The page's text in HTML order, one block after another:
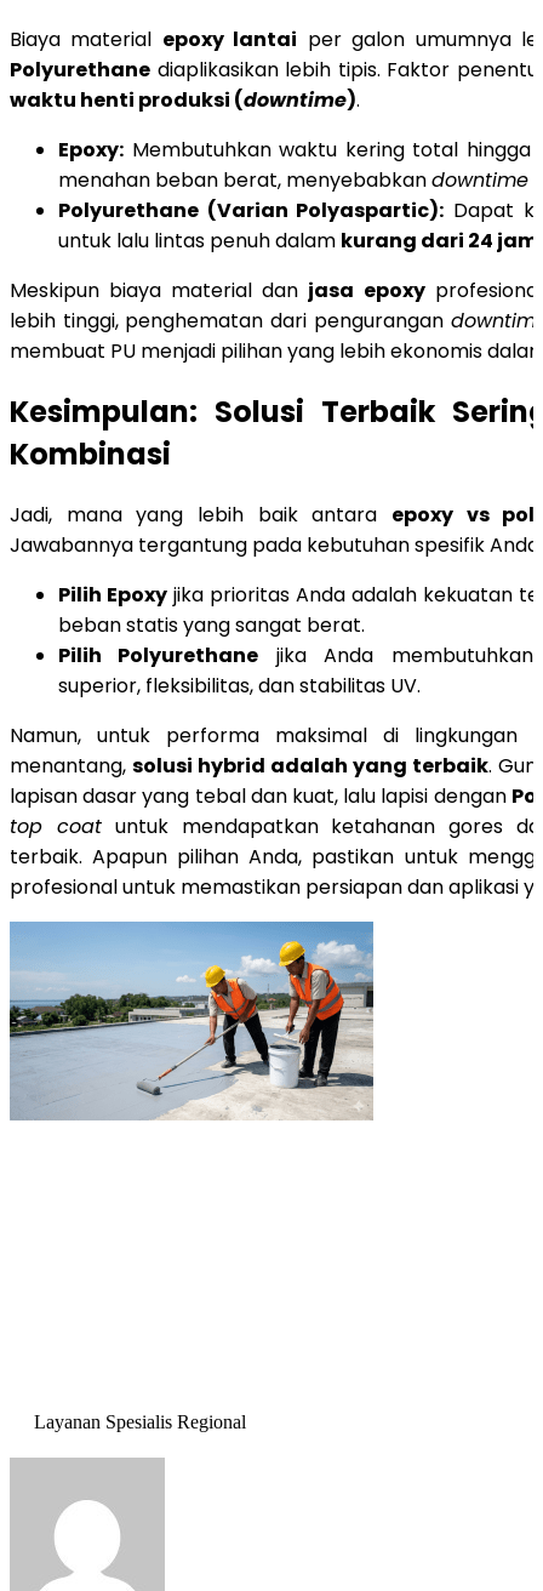
Biaya material epoxy lantai per galon umumnya
Polyurethane diaplikasikan lebih tipis. Faktor
waktu henti produksi (downtime).
Epoxy: Membutuhkan waktu kering total hingga
menahan beban berat, menyebabkandowntime
Polyurethane (Varian Polyaspartic): Dapat
untuk lalu lintas penuh dalam kurang dari 24 jam
Meskipun biaya material dan jasa epoxy
lebih tinggi, penghematan dari pengurangan
membuat PU menjadi pilihan yang lebih ekonomis
Kesimpulan: Solusi Terbaik
Kombinasi
Jadi, mana yang lebih baik antara epoxy vs
Jawabannya tergantung pada kebutuhan spesifik Anda.
Pilih Epoxy jika prioritas Anda adalah kekuatan
beban statis yang sangat berat.
Pilih Polyurethane jika Anda
superior, fleksibilitas, dan stabilitas UV.
Namun, untuk performa maksimal di lingkungan
menantang, solusi hybrid adalah yang terbaik.
lapisan dasar yang tebal dan kuat, lalu lapisi dengan
top coatuntuk mendapatkan ketahanan gores
terbaik. Apapun pilihan Anda, pastikan untuk
profesional untuk memastikan persiapan dan aplikasi
Layanan Spesialis Regional